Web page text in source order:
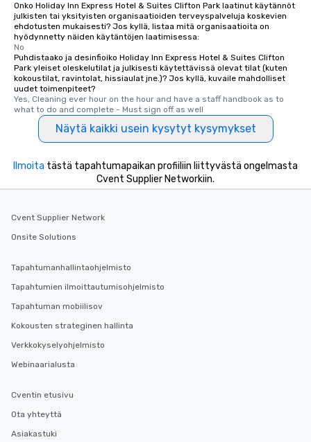
Onko Holiday Inn Express Hotel & Suites Clifton Park laatinut käytännöt
julkisten tai yksityisten organisaatioiden terveyspalveluja koskevien
ehdotusten mukaisesti? Jos kyllä, listaa mitä organisaatioita on
hyödynnetty näiden käytäntöjen laatimisessa:
No
Puhdistaako ja desinfioiko Holiday Inn Express Hotel & Suites Clifton
Park yleiset oleskelutilat ja julkisesti käytettävissä olevat tilat (kuten
kokoustilat, ravintolat, hissiaulat jne.)? Jos kyllä, kuvaile mahdolliset
uudet toimenpiteet?
Yes, Cleaning ever hour on the hour and have a staff handbook as to
what to do and complete - Must sign off as well
Näytä kaikki usein kysytyt kysymykset
Ilmoita tästä tapahtumapaikan profiiliin liittyvästä ongelmasta
Cvent Supplier Networkiin.
Cvent Supplier Network
Onsite Solutions
Tapahtumanhallintaohjelmisto
Tapahtumien ilmoittautumisohjelmisto
Tapahtuman mobiilisov
Kokousten strateginen hallinta
Verkkokyselyohjelmisto
Webinaarialusta
Cventin etusivu
Ota yhteyttä
Asiakastuki